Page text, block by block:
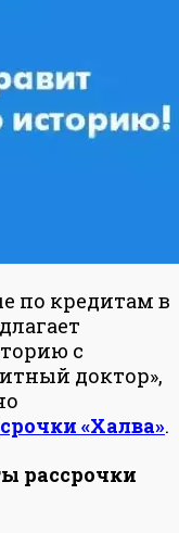
по кредитам в
с
доктор»,
«Халва».
рассрочки